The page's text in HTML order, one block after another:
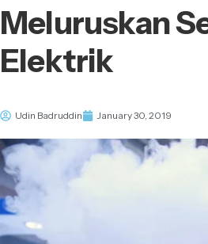
Meluruskan
Elektrik
Udin Badruddin January 30, 2019